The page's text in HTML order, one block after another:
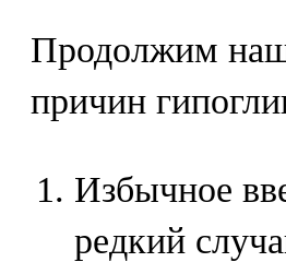
Продолжим
причин
Избычное
редкий